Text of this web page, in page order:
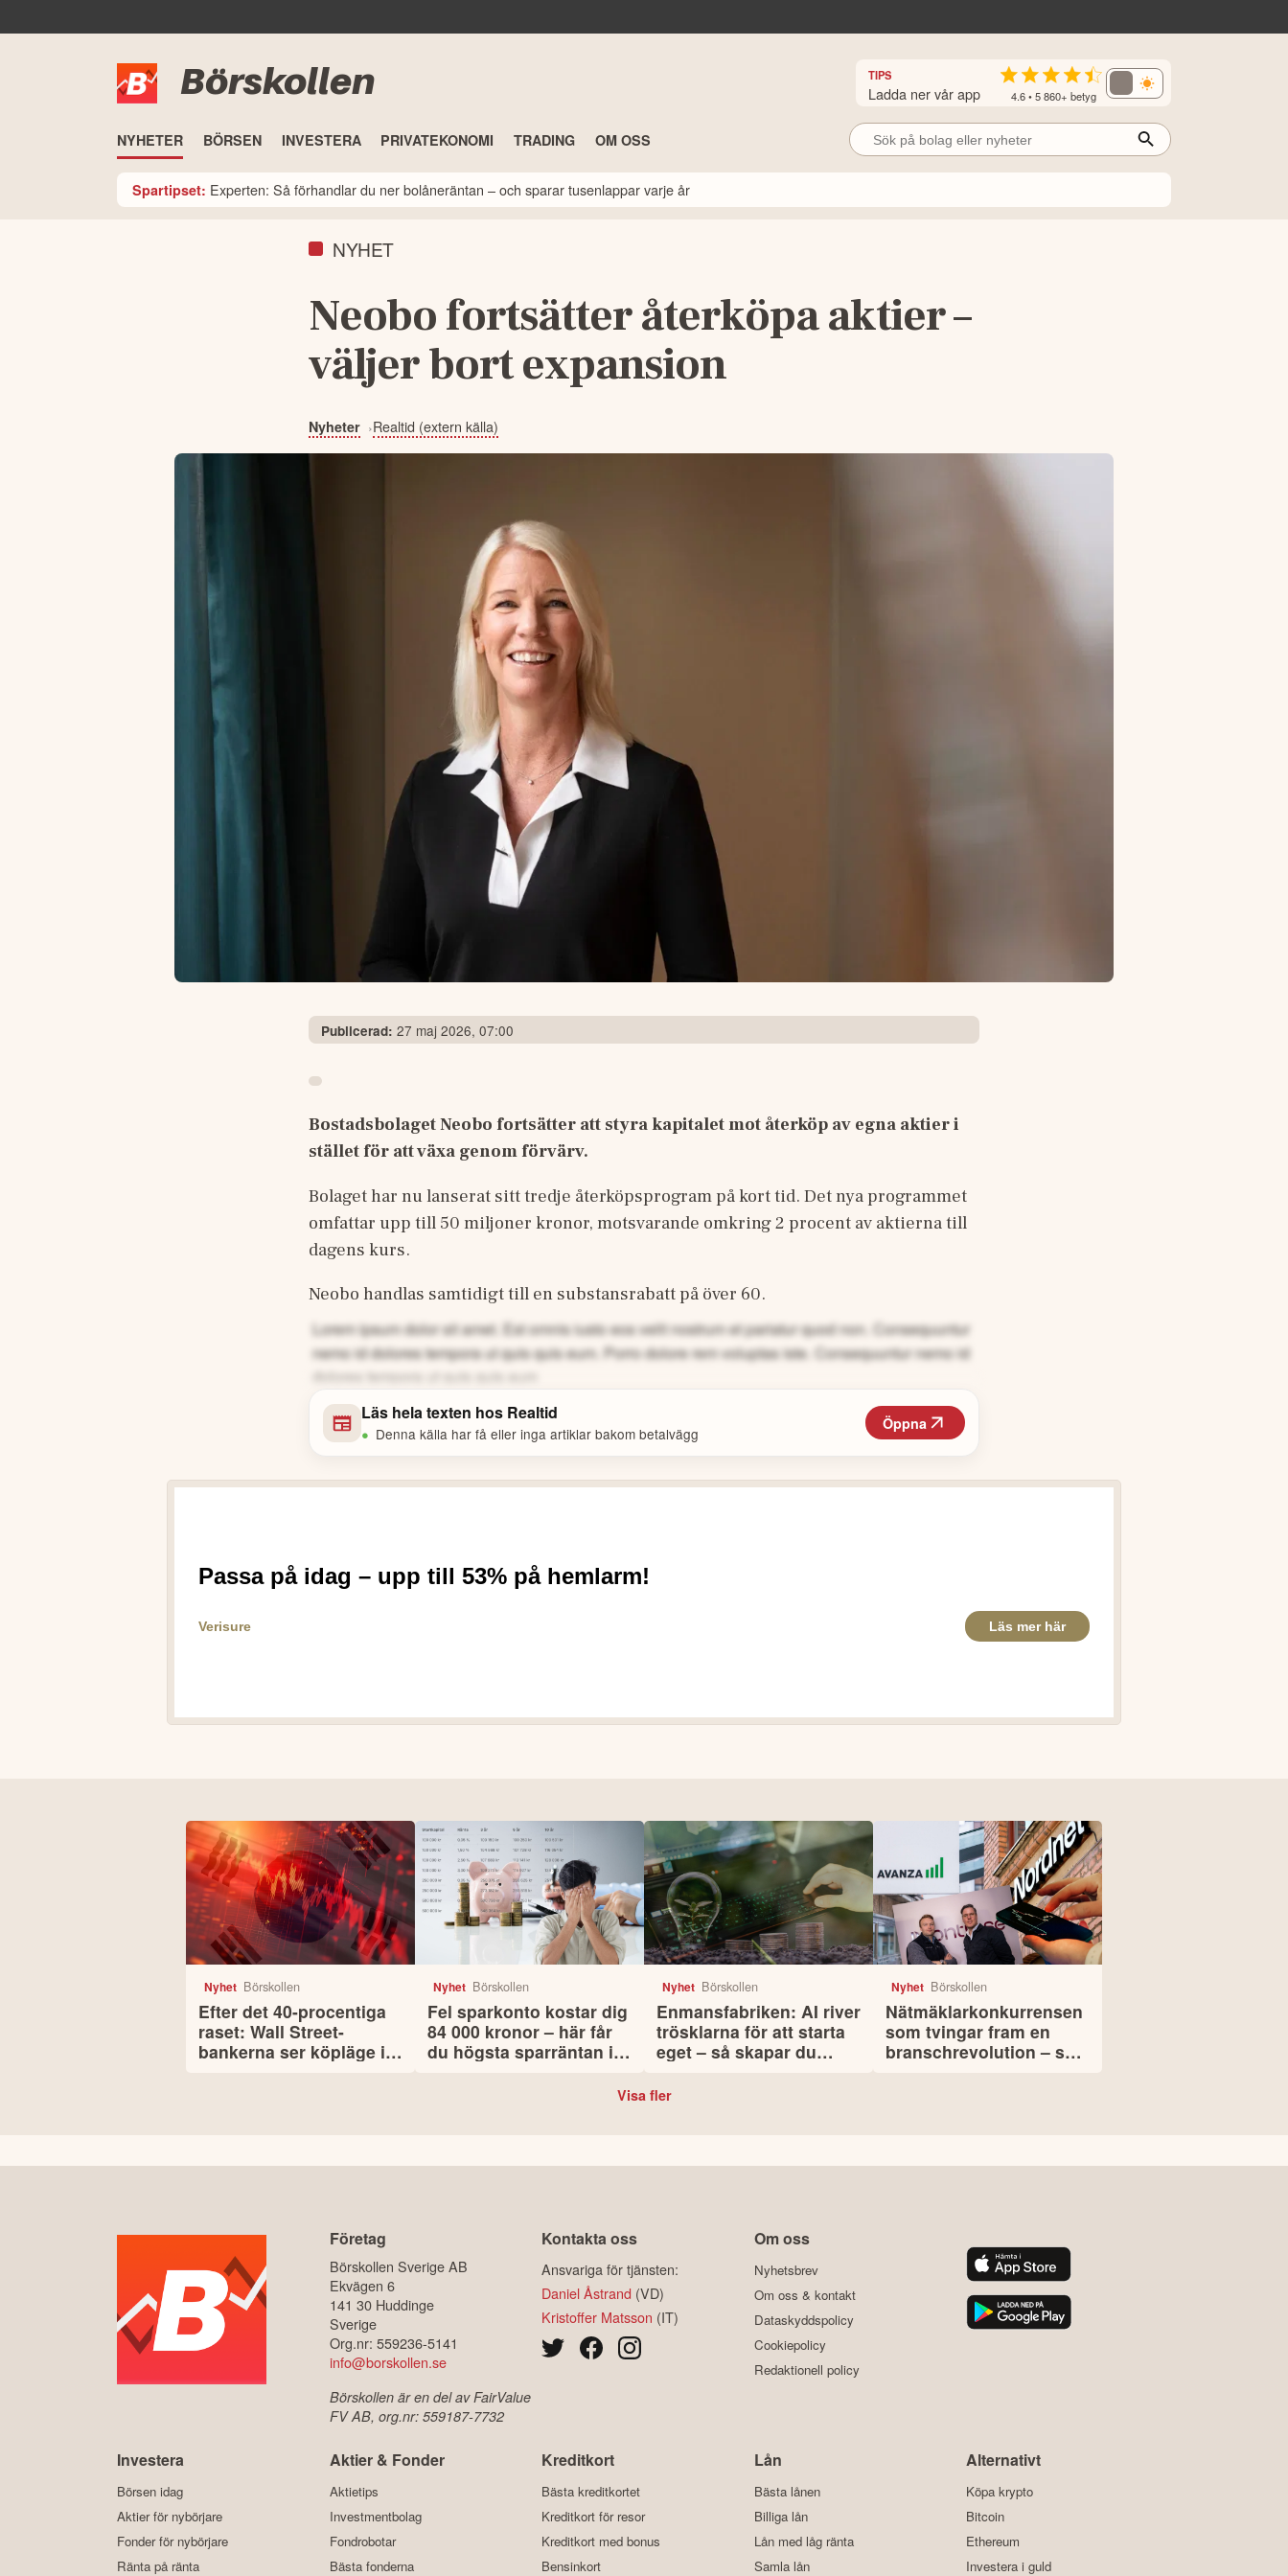
Börskollen TIPS
Ladda ner vår app 4.6 • 5 860+ betyg
NYHETER BÖRSEN INVESTERA PRIVATEKONOMI TRADING OM OSS
Spartipset: Experten: Så förhandlar du ner bolåneräntan – och sparar tusenlappar varje år
NYHET
Neobo fortsätter återköpa aktier –
väljer bort expansion
Nyheter Realtid (extern källa)
Publicerad: 27 maj 2026, 07:00
Bostadsbolaget Neobo fortsätter att styra kapitalet mot återköp av egna aktier i
stället för att växa genom förvärv.
Bolaget har nu lanserat sitt tredje återköpsprogram på kort tid. Det nya programmet
omfattar upp till 50 miljoner kronor, motsvarande omkring 2 procent av aktierna till
dagens kurs.
Neobo handlas samtidigt till en substansrabatt på över 60.
Lorem ipsum dolor sit amet. Est omnis iusto eos velit nostrum et pariatur quod non. Consequuntur
nemo id dolores tempora ut quis quis eum. Porro dolore rem voluptas iste. Consequuntur nemo id
dolores tempora ut quis quis eum
Läs hela texten hos Realtid
• Denna källa har få eller inga artiklar bakom betalvägg
Öppna
Nyhet Börskollen
Efter det 40-procentiga
raset: Wall Street-
bankerna ser köpläge i
Nyhet Börskollen
Fel sparkonto kostar dig
84 000 kronor – här får
du högsta sparräntan i
Nyhet Börskollen
Enmansfabriken: AI river
trösklarna för att starta
eget – så skapar du
hjälp av tekniken
Nyhet Börskollen
Nätmäklarkonkurrensen
som tvingar fram en
branschrevolution – så
Visa fler
Företag
Börskollen Sverige AB
Ekvägen 6
141 30 Huddinge
Sverige
Org.nr: 559236-5141
info@borskollen.se
Börskollen är en del av FairValue
FV AB, org.nr: 559187-7732
Kontakta oss
Ansvariga för tjänsten:
Daniel Åstrand (VD)
Kristoffer Matsson (IT)
Om oss
Nyhetsbrev
Om oss & kontakt
Dataskyddspolicy
Cookiepolicy
Redaktionell policy
Investera
Börsen idag
Aktier för nybörjare
Fonder för nybörjare
Ränta på ränta
Aktier & Fonder
Aktietips
Investmentbolag
Fondrobotar
Bästa fonderna
Kreditkort
Bästa kreditkortet
Kreditkort för resor
Kreditkort med bonus
Bensinkort
Lån
Bästa lånen
Billiga lån
Lån med låg ränta
Samla lån
Alternativt
Köpa krypto
Bitcoin
Ethereum
Investera i guld